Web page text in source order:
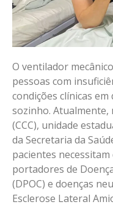
O ventilador
pessoas com
condições clínicas
sozinho. Atualmente,
(CCC), unidade
da Secretaria da
pacientes
portadores de
(DPOC) e doenças
Esclerose Lateral